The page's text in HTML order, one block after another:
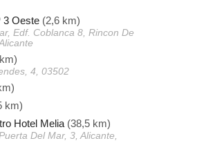
3 Oeste (2,6 km)
Edf. Coblanca 8, Rincon De
4, 03502
km)
Hotel Melia (38,5 km)
Del Mar, 3, Alicante,